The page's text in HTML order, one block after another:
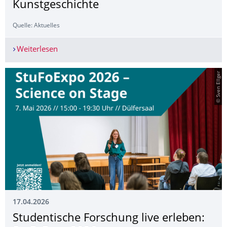
Kunstgeschichte
Quelle: Aktuelles
Weiterlesen
© Sven Ellger
17.04.2026
Studentische Forschung live erleben: